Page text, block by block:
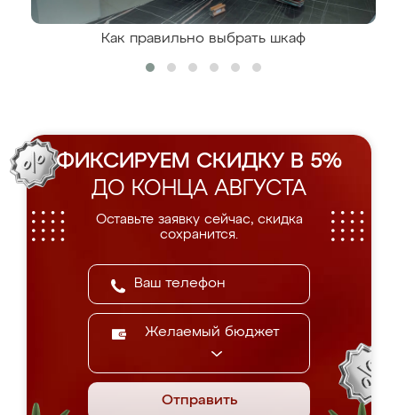
Как правильно выбрать шкаф
ФИКСИРУЕМ СКИДКУ В 5%
ДО КОНЦА АВГУСТА
Оставьте заявку сейчас, скидка
сохранится.
Желаемый бюджет
Отправить